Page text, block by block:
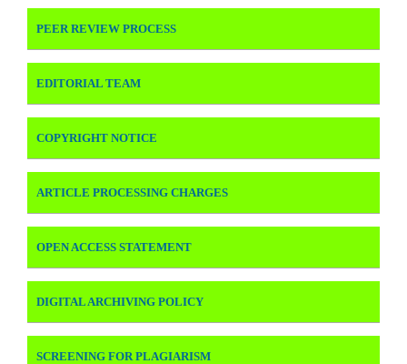
PEER REVIEW PROCESS
EDITORIAL TEAM
COPYRIGHT NOTICE
ARTICLE PROCESSING CHARGES
OPEN ACCESS STATEMENT
DIGITAL ARCHIVING POLICY
SCREENING FOR PLAGIARISM